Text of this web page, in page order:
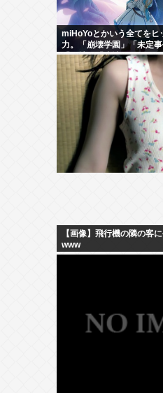
miHoYoとかいう全てをヒ
力。「崩壊学園」「未定
「原神」「崩壊スターレ
【画像】飛行機の隣の客
www